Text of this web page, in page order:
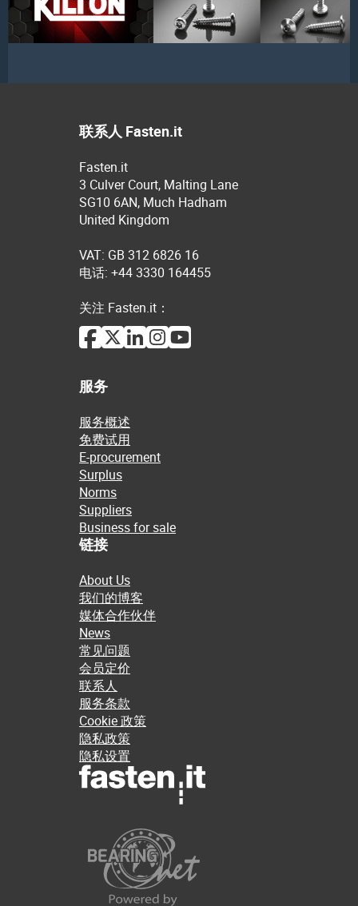
联系人 Fasten.it
Fasten.it
3 Culver Court, Malting Lane
SG10 6AN, Much Hadham
United Kingdom
VAT: GB 312 6826 16
电话: +44 3330 164455
关注 Fasten.it：
服务
服务概述
免费试用
E-procurement
Surplus
Norms
Suppliers
Business for sale
链接
About Us
我们的博客
媒体合作伙伴
News
常见问题
会员定价
联系人
服务条款
Cookie 政策
隐私政策
隐私设置